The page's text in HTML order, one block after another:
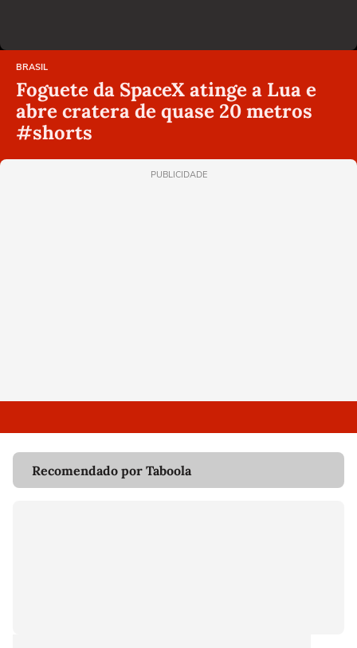
BRASIL
Foguete da SpaceX atinge a Lua e
abre cratera de quase 20 metros
#shorts
PUBLICIDADE
Recomendado por Taboola